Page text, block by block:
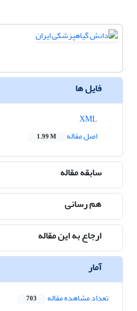
فایل ها
اصل مقاله
1.99 M
سابقه مقاله
هم رسانی
ارجاع به این مقاله
آمار
تعداد مشاهده مقاله 703